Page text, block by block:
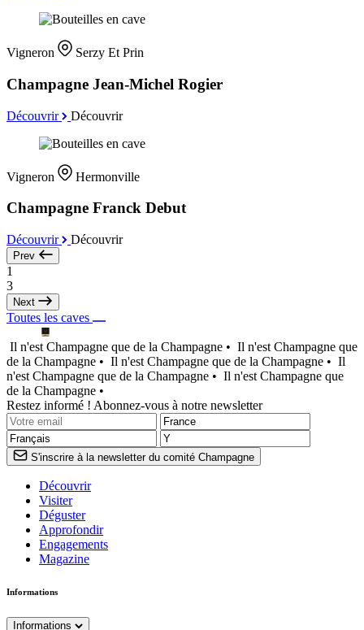
Vigneron Serzy Et Prin
Champagne Jean-Michel Rogier
Découvrir Découvrir
Vigneron Hermonville
Champagne Franck Debut
Découvrir Découvrir
Prev
1
3
Next
Toutes les caves
Il n'est Champagne que de la Champagne • Il n'est Champagne que
de la Champagne • Il n'est Champagne que de la Champagne • Il
n'est Champagne que de la Champagne • Il n'est Champagne que
de la Champagne •
Restez informé ! Abonnez-vous à notre newsletter
S'inscrire à la newsletter du comité Champagne
Découvrir
Visiter
Déguster
Approfondir
Engagements
Magazine
Informations
Informations